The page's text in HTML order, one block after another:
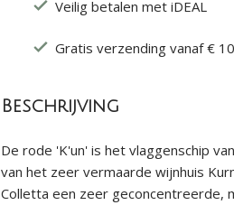
Veilig betalen met iDEAL
Gratis verzending vanaf €
Beschrijving
De rode 'K'un' is het vlaggenschip
van het zeer vermaarde wijnhuis
Colletta een zeer geconcentreerde,